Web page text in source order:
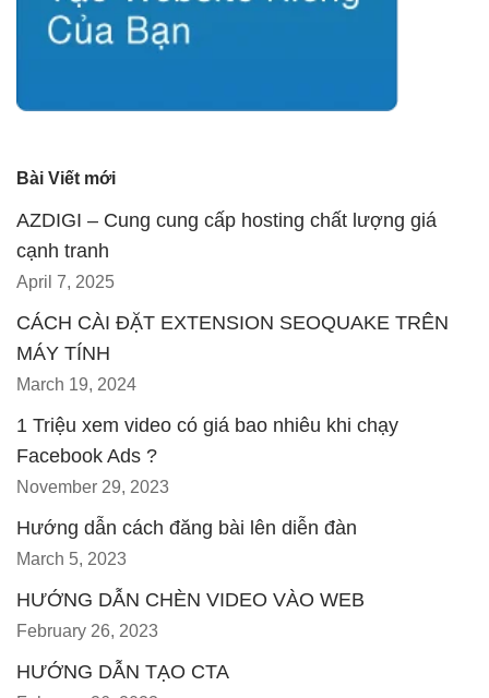
Bài Viết mới
AZDIGI – Cung cung cấp hosting chất lượng giá
cạnh tranh
April 7, 2025
CÁCH CÀI ĐẶT EXTENSION SEOQUAKE TRÊN
MÁY TÍNH
March 19, 2024
1 Triệu xem video có giá bao nhiêu khi chạy
Facebook Ads ?
November 29, 2023
Hướng dẫn cách đăng bài lên diễn đàn
March 5, 2023
HƯỚNG DẪN CHÈN VIDEO VÀO WEB
February 26, 2023
HƯỚNG DẪN TẠO CTA